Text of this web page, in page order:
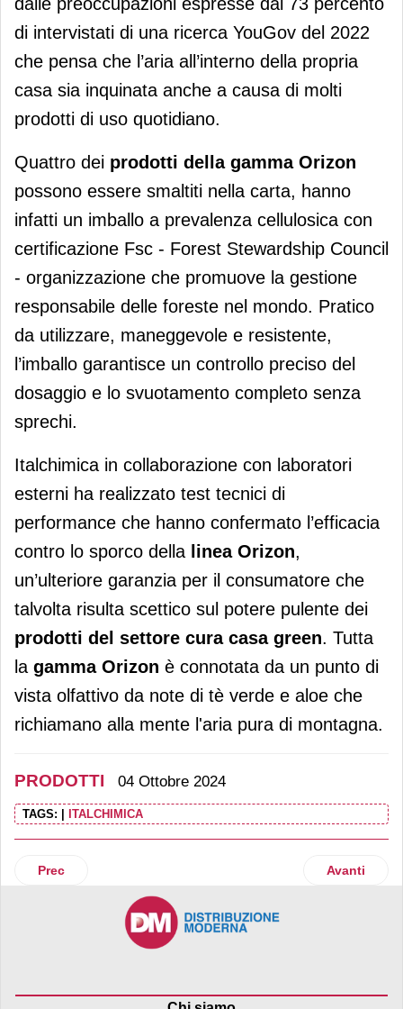
di intervistati di una ricerca YouGov del 2022
che pensa che l’aria all’interno della propria
casa sia inquinata anche a causa di molti
prodotti di uso quotidiano.
Quattro dei prodotti della gamma Orizon
possono essere smaltiti nella carta, hanno
infatti un imballo a prevalenza cellulosica con
certificazione Fsc - Forest Stewardship Council
- organizzazione che promuove la gestione
responsabile delle foreste nel mondo. Pratico
da utilizzare, maneggevole e resistente,
l’imballo garantisce un controllo preciso del
dosaggio e lo svuotamento completo senza
sprechi.
Italchimica in collaborazione con laboratori
esterni ha realizzato test tecnici di
performance che hanno confermato l’efficacia
contro lo sporco della linea Orizon,
un’ulteriore garanzia per il consumatore che
talvolta risulta scettico sul potere pulente dei
prodotti del settore cura casa green. Tutta
la gamma Orizon è connotata da un punto di
vista olfattivo da note di tè verde e aloe che
richiamano alla mente l'aria pura di montagna.
PRODOTTI 04 Ottobre 2024
TAGS: ITALCHIMICA
Articolo precedente: Fuji MelaPiù dell’Emilia Romagna di
Prec Articolo
Avanti